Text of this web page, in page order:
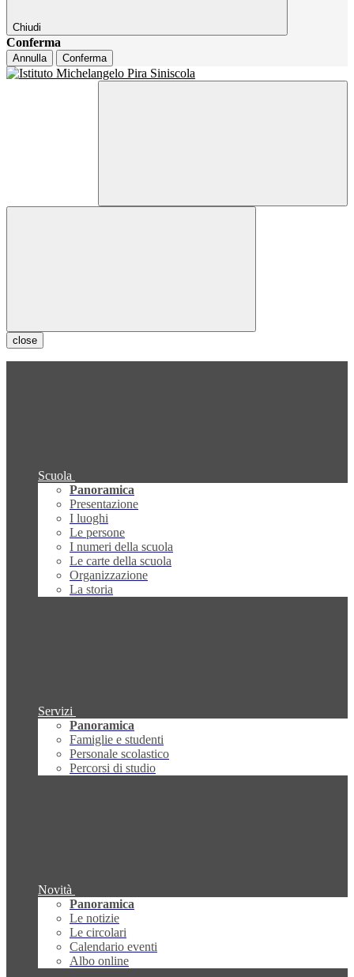
Chiudi
Conferma
Annulla Conferma
close
Scuola
Panoramica
Presentazione
I luoghi
Le persone
I numeri della scuola
Le carte della scuola
Organizzazione
La storia
Servizi
Panoramica
Famiglie e studenti
Personale scolastico
Percorsi di studio
Novità
Panoramica
Le notizie
Le circolari
Calendario eventi
Albo online